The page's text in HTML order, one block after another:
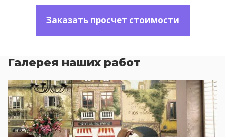
Заказать просчет стоимости
Галерея наших работ